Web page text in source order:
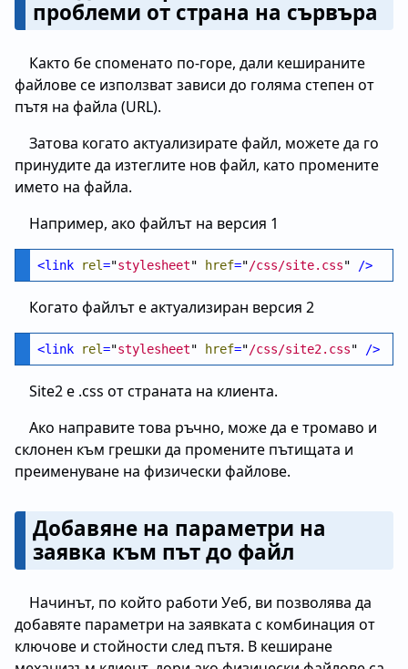
проблеми от страна на сървъра
Както бе споменато по-горе, дали кешираните
файлове се използват зависи до голяма степен от
пътя на файла (URL).
Затова когато актуализирате файл, можете да го
принудите да изтеглите нов файл, като промените
името на файла.
Например, ако файлът на версия 1
<link rel="stylesheet" href="/css/site.css" />
Когато файлът е актуализиран версия 2
<link rel="stylesheet" href="/css/site2.css" />
Site2 е .css от страната на клиента.
Ако направите това ръчно, може да е тромаво и
склонен към грешки да промените пътищата и
преименуване на физически файлове.
Добавяне на параметри на
заявка към път до файл
Начинът, по който работи Уеб, ви позволява да
добавяте параметри на заявката с комбинация от
ключове и стойности след пътя. В кеширане